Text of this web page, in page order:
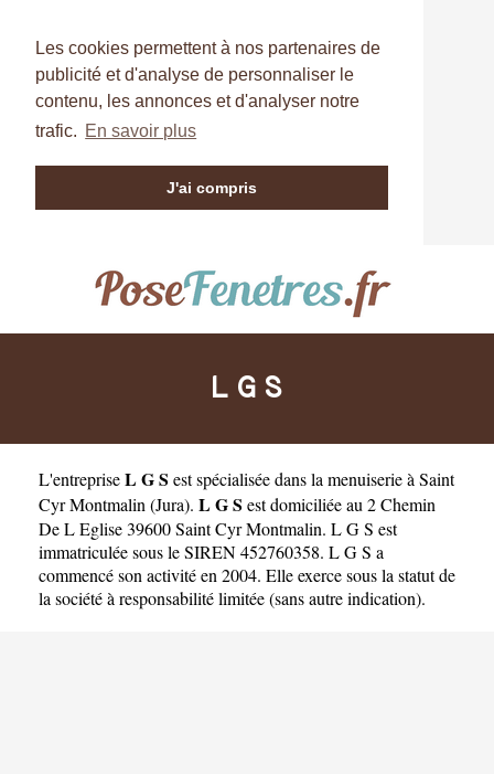
Les cookies permettent à nos partenaires de
publicité et d'analyse de personnaliser le
contenu, les annonces et d'analyser notre
trafic. En savoir plus
J'ai compris
L G S
L'entrepriseL G S estspécialisée dans la menuiserie à Saint
Cyr Montmalin (Jura). L G S est domiciliée au 2 Chemin
De L Eglise 39600 Saint Cyr Montmalin. L G S est
immatriculée sous le SIREN 452760358. L G S a
commencé son activité en 2004. Elle exerce sous la statut de
la société à responsabilité limitée (sans autre indication).